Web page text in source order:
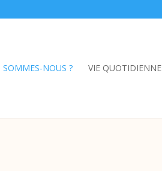
SOMMES-NOUS ? VIE QUOTIDIENNE